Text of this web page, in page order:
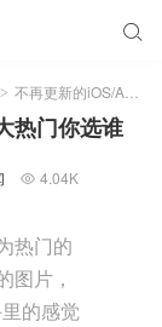

> 不再更新的iOS/Android/WM
热门你选谁
 4.04K
热门的
图片，
的感觉